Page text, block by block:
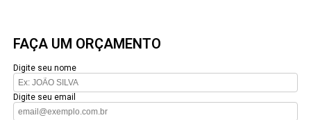
FAÇA UM ORÇAMENTO
Digite seu nome
Digite seu email